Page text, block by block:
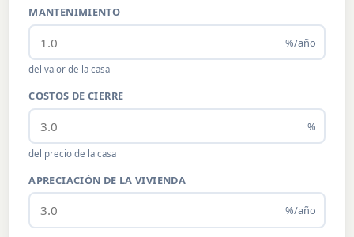
MANTENIMIENTO
%/año
del valor de la casa
COSTOS DE CIERRE
%
del precio de la casa
APRECIACIÓN DE LA VIVIENDA
%/año